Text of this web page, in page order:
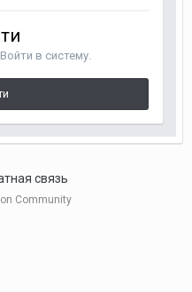
в систему.
связь
Community